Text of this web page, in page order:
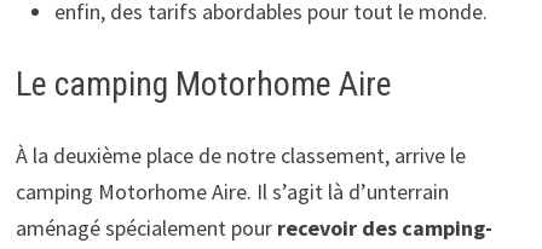
enfin, des tarifs abordables pour tout le monde.
Le camping Motorhome Aire
À la deuxième place de notre classement, arrive le
camping Motorhome Aire. Il s’agit là d’unterrain
aménagé spécialement pourrecevoir des camping-